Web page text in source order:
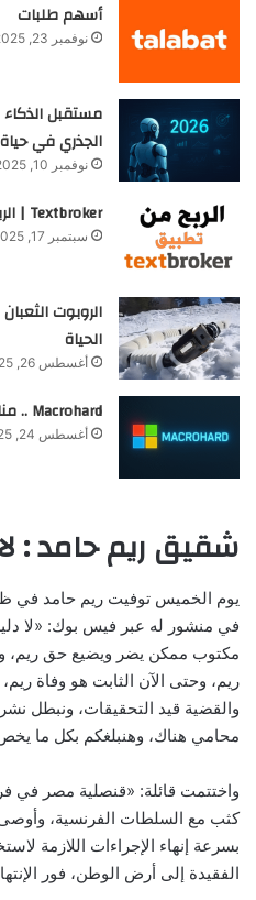
أسهم طلبات
نوفمبر 23, 2025
الجذري في
نوفمبر 10, 2025
Textbroker | الربح من التدوين الحر
سبتمبر 17, 2025
الروبوت
الحياة
أغسطس 26, 2025
Macrohard .. منافس مايكروسوفت 2026
أغسطس 24, 2025
شقيق ريم حامد :
يوم الخميس توفيت ريم حامد في
في منشور له عبر فيس بوك: «لا
مكتوب ممكن يضر ويضيع حق ريم،
ريم، وحتى الآن الثابت هو وفاة
والقضية قيد التحقيقات، ونبطل
محامي هناك، وهنبلغكم بكل ما
واختتمت قائلة: «قنصلية مصر في
كثب مع السلطات الفرنسية، وأوصى
بسرعة إنهاء الإجراءات اللازمة
الفقيدة إلى أرض الوطن، فور